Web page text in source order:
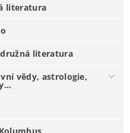
literatura
literatura
vědy, astrologie,